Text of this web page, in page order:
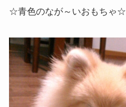
☆青色のなが～いおもちゃ☆